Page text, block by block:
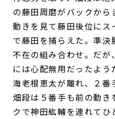
の藤田周磨がバックか
動きを見て藤田後位に
で藤田を捕らえた。準
不在の組み合わせ。だ
には心配無用だったよ
海老根恵太が離れ、２番
畑段は５番手も前の動
クで神田紘輔を連れて